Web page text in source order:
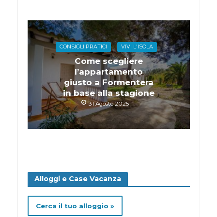
CONSIGLI PRATICI VIVI L'ISOLA
Come scegliere
l’appartamento
giusto a Formentera
in base alla stagione
31 Agosto 2025
Alloggi e Case Vacanza
Cerca il tuo alloggio »